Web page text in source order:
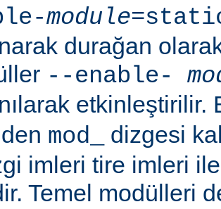
module
durağan
--enable-
mod_
dizgesi
imleri tire imleri
Temel modülleri